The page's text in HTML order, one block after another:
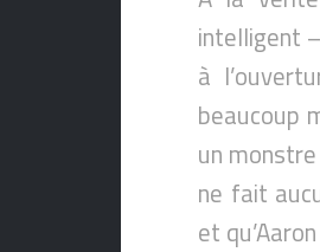
intelligent
à
beaucoup
un
ne fait
et